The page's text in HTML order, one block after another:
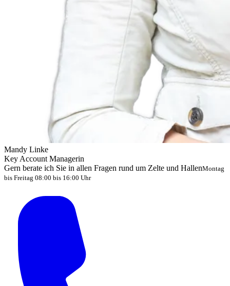
Mandy Linke
Key Account Managerin
Gern berate ich Sie in allen Fragen rund um Zelte und HallenMontag
bis Freitag 08:00 bis 16:00 Uhr